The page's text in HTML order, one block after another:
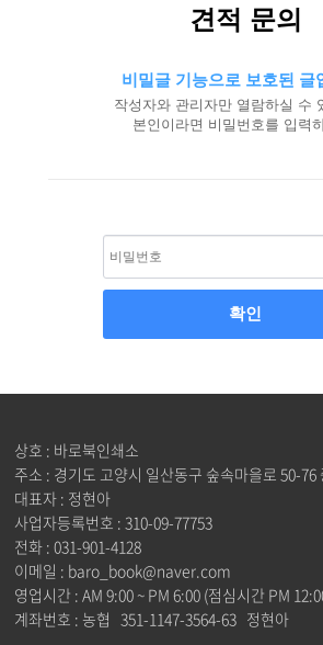
상담 및 견적문
견적 문의
비밀글 기능으로 보호된 글
작성자와 관리자만 열람하실 수
본인이라면 비밀번호를 입력
상호 : 바로북인쇄소
주소 : 경기도 고양시 일산동구 숲속마을로 50-76
대표자 : 정현아
사업자등록번호 : 310-09-77753
전화 : 031-901-4128
이메일 : baro_book@naver.com
영업시간 : AM 9:00 ~ PM 6:00 (점심시간 PM
계좌번호 : 농협 351-1147-3564-63 정현아